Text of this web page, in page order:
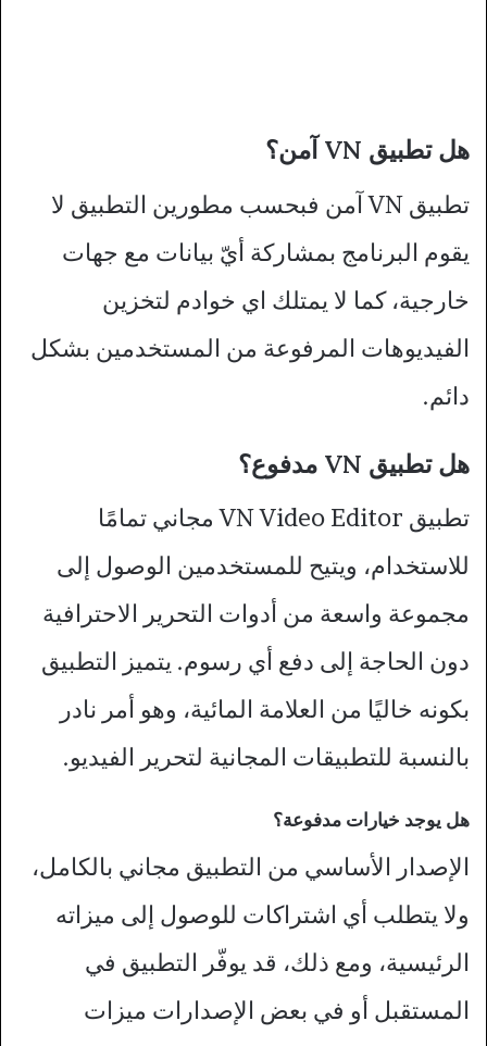
هل تطبيق VN آمن؟
تطبيق VN آمن فبحسب مطورين التطبيق لا
يقوم البرنامج بمشاركة أيّ بيانات مع جهات
خارجية، كما لا يمتلك اي خوادم لتخزين
الفيديوهات المرفوعة من المستخدمين بشكل
دائم.
هل تطبيق VN مدفوع؟
تطبيق VN Video Editor مجاني تمامًا
للاستخدام، ويتيح للمستخدمين الوصول إلى
مجموعة واسعة من أدوات التحرير الاحترافية
دون الحاجة إلى دفع أي رسوم. يتميز التطبيق
بكونه خاليًا من العلامة المائية، وهو أمر نادر
بالنسبة للتطبيقات المجانية لتحرير الفيديو.
هل يوجد خيارات مدفوعة؟
الإصدار الأساسي من التطبيق مجاني بالكامل،
ولا يتطلب أي اشتراكات للوصول إلى ميزاته
الرئيسية، ومع ذلك، قد يوفّر التطبيق في
المستقبل أو في بعض الإصدارات ميزات